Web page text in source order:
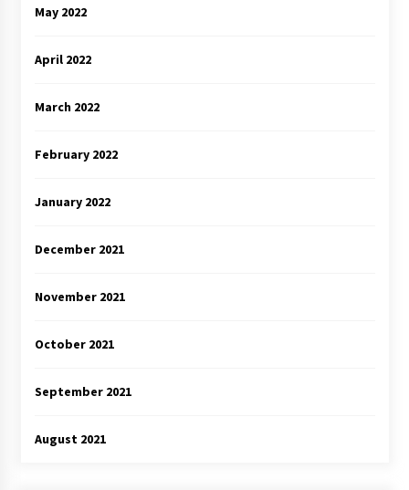
May 2022
April 2022
March 2022
February 2022
January 2022
December 2021
November 2021
October 2021
September 2021
August 2021